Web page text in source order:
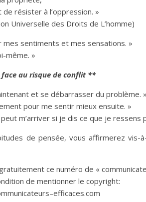
résister à l’oppression. »
Universelle des Droits de L’homme)
mes sentiments et mes sensations. »
même. »
face au risque de conflit **
et se débarrasser du problème. »
pour me sentir mieux ensuite. »
peut m’arriver si je dis ce que je
de pensée, vous affirmerez
ce numéro de «
de mentionner le copyright:
–efficaces.com